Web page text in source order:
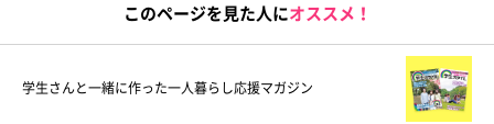
このページを見た人にオススメ！
学生さんと一緒に作った一人暮らし応援マガジン